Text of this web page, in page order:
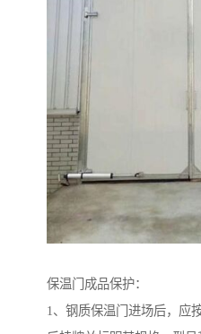
保温门成品保护：
1、钢质保温门进场后，应